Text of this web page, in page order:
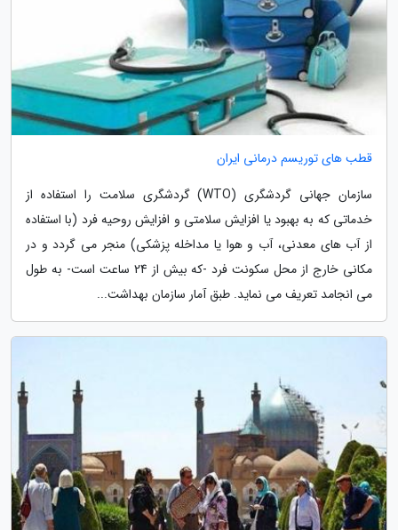
قطب های توریسم درمانی ایران
سازمان جهانی گردشگری (WTO) گردشگری سلامت را استفاده از
خدماتی که به بهبود یا افزایش سلامتی و افزایش روحیه فرد (با استفاده
از آب های معدنی، آب و هوا یا مداخله پزشکی) منجر می گردد و در
مکانی خارج از محل سکونت فرد -که بیش از 24 ساعت است- به طول
می انجامد تعریف می نماید. طبق آمار سازمان بهداشت...